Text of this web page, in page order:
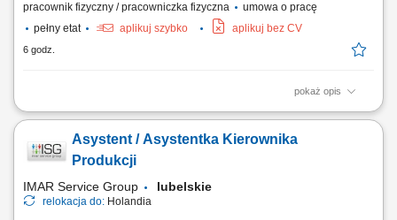
pracownik fizyczny / pracowniczka fizyczna
umowa o pracę
pełny etat
aplikuj szybko aplikuj bez CV
6 godz.
pokaż opis
Twój zakres obowiązków montaż wież wiatrowych, montaż
przeciwwskazań do pracy na wysokości; prawo jazdy kat.B;
odpowiedzialność, umiejętność pracy w zespole; mile widziane
Asystent / Asystentka Kierownika
Produkcji
IMAR Service Group lubelskie
relokacja do: Holandia